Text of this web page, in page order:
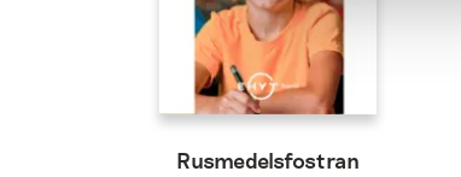
Rusmedelsfostran